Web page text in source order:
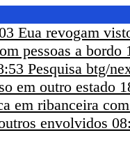
Eua revogam
pessoas a bordo
Pesquisa btg/
em outro estado
em ribanceira
envolvidos